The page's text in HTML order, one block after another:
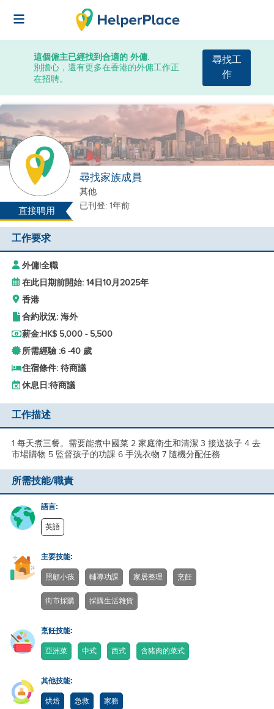
這個僱主已經找到合適的 外傭.
別擔心，還有更多在香港的外傭工作正
在招聘。
尋找工
作
直接聘用
尋找家族成員
其他
已刊登: 1年前
工作要求
外傭|全職
在此日期前開始: 14日10月2025年
香港
合約狀況: 海外
薪金:HK$ 5,000 - 5,500
所需經驗 :6 -40 歲
住宿條件: 待商議
休息日:待商議
工作描述
1 每天煮三餐。需要能煮中國菜 2 家庭衛生和清潔 3 接送孩子 4 去
市場購物 5 監督孩子的功課 6 手洗衣物 7 隨機分配任務
所需技能/職責
語言:
英語
主要技能:
照顧小孩 輔導功課 家居整理 烹飪
街市採購 採購生活雜貨
烹飪技能:
亞洲菜 中式 西式 含豬肉的菜式
其他技能:
烘焙 急救 家務